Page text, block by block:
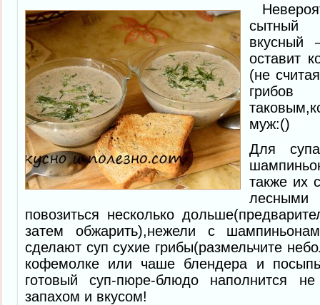
сытный
оставит
(не
муж:()
Для
также их
лесными
повозиться несколько
затем обжарить),нежели с
сделают суп сухие грибы(размельчите
кофемолке или чаше блендера и
готовый суп-пюре-блюдо наполнится
запахом и вкусом!